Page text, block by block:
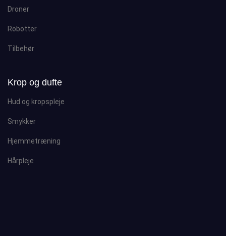
Droner
Robotter
Tilbehør
Krop og dufte
Hud og kropspleje
Smykker
Hjemmetræning
Hårpleje